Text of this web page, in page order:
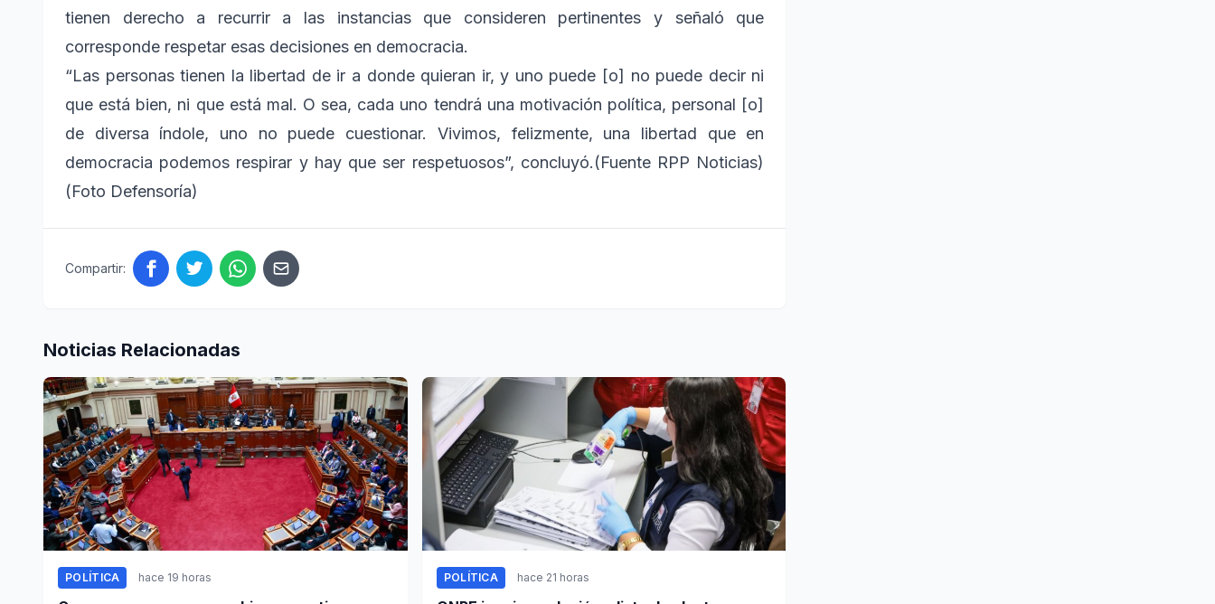
tienen derecho a recurrir a las instancias que consideren pertinentes y señaló que
corresponde respetar esas decisiones en democracia.
“Las personas tienen la libertad de ir a donde quieran ir, y uno puede [o] no puede decir ni
que está bien, ni que está mal. O sea, cada uno tendrá una motivación política, personal [o]
de diversa índole, uno no puede cuestionar. Vivimos, felizmente, una libertad que en
democracia podemos respirar y hay que ser respetuosos”, concluyó.(Fuente RPP Noticias)
(Foto Defensoría)
Compartir:
Noticias Relacionadas
POLÍTICA hace 19 horas POLÍTICA hace 21 horas